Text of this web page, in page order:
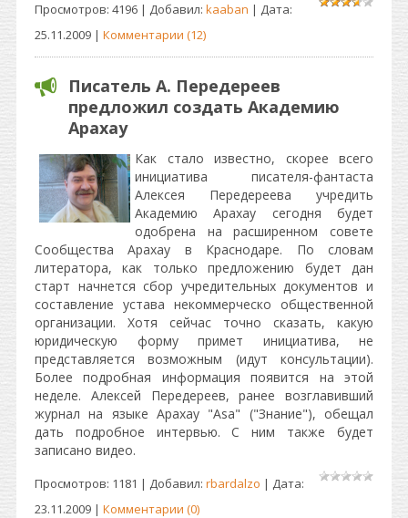
Просмотров: 4196 | Добавил: kaaban | Дата:
25.11.2009 | Комментарии (12)
Писатель А. Передереев
предложил создать Академию
Арахау
Как стало известно, скорее всего
инициатива писателя-фантаста
Алексея Передереева учредить
Академию Арахау сегодня будет
одобрена на расширенном совете
Сообщества Арахау в Краснодаре. По словам
литератора, как только предложению будет дан
старт начнется сбор учредительных документов и
составление устава некоммерческо общественной
организации. Хотя сейчас точно сказать, какую
юридическую форму примет инициатива, не
представляется возможным (идут консультации).
Более подробная информация появится на этой
неделе. Алексей Передереев, ранее возглавивший
журнал на языке Арахау "Asa" ("Знание"), обещал
дать подробное интервью. С ним также будет
записано видео.
Просмотров: 1181 | Добавил: rbardalzo | Дата:
23.11.2009 | Комментарии (0)